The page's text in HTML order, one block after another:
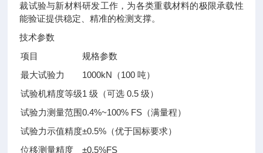
裁试验与新材料研发工作，为各类重载材料的极限承载性
能验证提供稳定、精准的检测支撑。
技术参数
项目
规格参数
最大试验力
1000kN（100 吨）
试验机精度等级1 级（可选 0.5 级）
试验力测量范围0.4%~100% FS（满量程）
试验力示值精度±0.5%（优于国标要求）
位移测量精度
±0.5%FS